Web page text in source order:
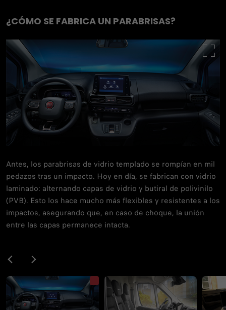
¿CÓMO SE FABRICA UN PARABRISAS?
Antes, los parabrisas de vidrio templado se rompían en mil
pedazos tras un impacto. Hoy en día, se fabrican con vidrio
laminado: alternando capas de vidrio y butiral de polivinilo
(PVB). Esto los hace mucho más flexibles y resistentes a los
impactos, asegurando que, en caso de choque, la unión
entre las capas permanece intacta.